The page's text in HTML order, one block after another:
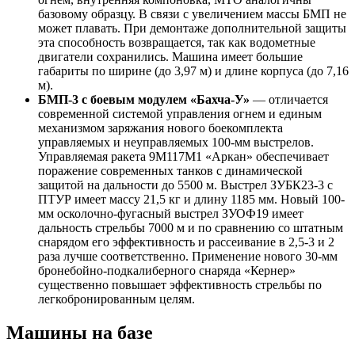
базовому образцу. В связи с увеличением массы БМП не
может плавать. При демонтаже дополнительной защиты
эта способность возвращается, так как водометные
двигатели сохранились. Машина имеет большие
габариты по ширине (до 3,97 м) и длине корпуса (до 7,16
м).
БМП-3 с боевым модулем «Бахча-У» — отличается
современной системой управления огнем и единым
механизмом заряжания нового боекомплекта
управляемых и неуправляемых 100-мм выстрелов.
Управляемая ракета 9М117М1 «Аркан» обеспечивает
поражение современных танков с динамической
защитой на дальности до 5500 м. Выстрел ЗУБК23-3 с
ПТУР имеет массу 21,5 кг и длину 1185 мм. Новый 100-
мм осколочно-фугасный выстрел ЗУОФ19 имеет
дальность стрельбы 7000 м и по сравнению со штатным
снарядом его эффективность и рассеивание в 2,5-3 и 2
раза лучше соответственно. Применение нового 30-мм
бронебойно-подкалиберного снаряда «Кернер»
существенно повышает эффективность стрельбы по
легкобронированным целям.
Машины на базе